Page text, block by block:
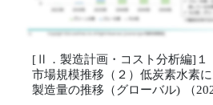
[Ⅱ．製造計画・コスト分析編]１
市場規模推移（２）低炭素水素
製造量の推移（グローバル) （